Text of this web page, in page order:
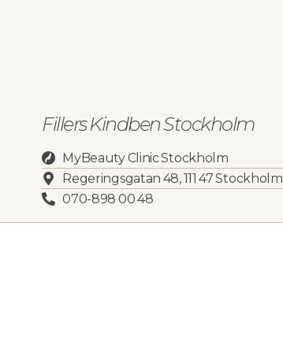
Fillers Kindben Stockholm
MyBeauty Clinic Stockholm
Regeringsgatan 48, 111 47 Stockholm
070-898 00 48